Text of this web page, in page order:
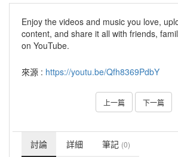
Enjoy the videos and music you love,
content, and share it all with friends,
on YouTube.
來源 : https://youtu.be/Qfh8369PdbY
上一篇 下一篇
討論 詳細 筆記 (0)